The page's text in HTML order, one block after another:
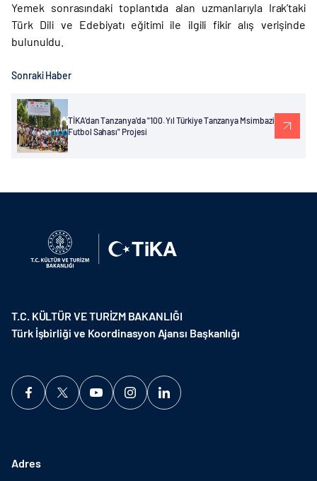
Yemek sonrasındaki toplantıda alan uzmanlarıyla Irak’taki
Türk Dili ve Edebiyatı eğitimi ile ilgili fikir alış verişinde
bulunuldu.
Sonraki Haber
TİKA'dan Tanzanya'da "100. Yıl Türkiye Tanzanya Msimbazi
Futbol Sahası" Projesi
T.C. KÜLTÜR VE TURİZM BAKANLIĞI
Türk İşbirliği ve Koordinasyon Ajansı Başkanlığı
Adres